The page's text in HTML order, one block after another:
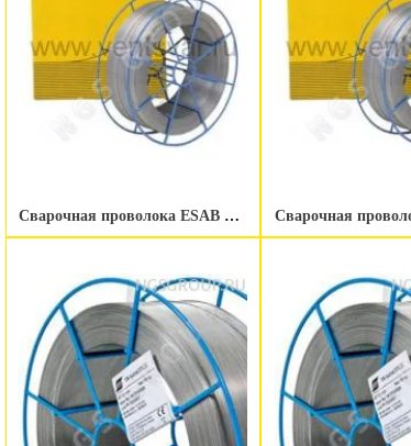
Сварочная проволока ESAB OK Autrod 16.95 1.0 мм 100 kg